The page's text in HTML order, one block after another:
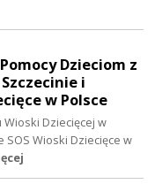
Pomocy Dzieciom z
Szczecinie i
w Polsce
Wioski Dziecięcej w
Wioski Dziecięce w